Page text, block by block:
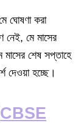
ঘোষণা করা
নেই, মে মাসের
মাসের শেষ সপ্তাহে
দেওয়া হচ্ছে।
CBSE